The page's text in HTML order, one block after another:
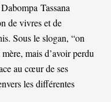
Tassana
de vivres et de
Sous le slogan, “on
mais d’avoir perdu
au cœur de ses
les différentes